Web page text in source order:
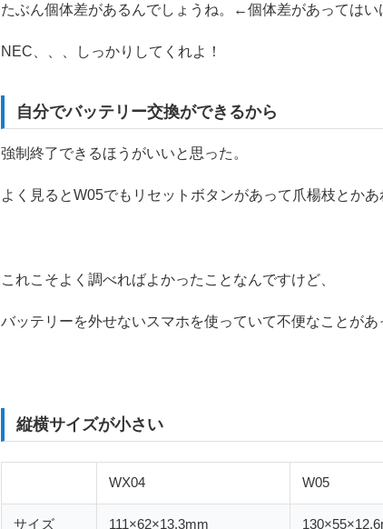
たぶん個体差があるんでしょうね。←個体差があってはい
NEC、、、しっかりしてくれよ！
自分でバッテリー交換ができるから
強制終了できるほうがいいと思った。
よく見るとW05でもリセットボタンがあって爪楊枝とか
これこそよく調べればよかったことなんですけど、
バッテリーを外せないスマホを使っていて不便なことが
縦横サイズが小さい
WX04 W05
サイズ 111×62×13.3mm